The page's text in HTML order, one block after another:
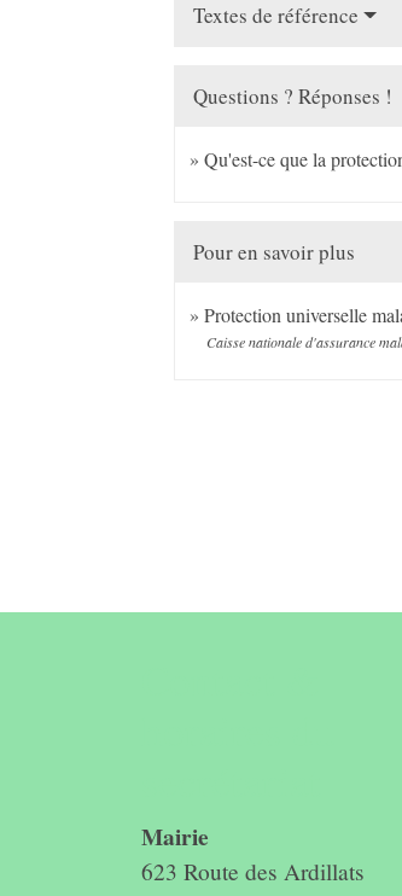
Textes de référence
Questions ? Réponses !
Qu'est-ce que la
Pour en savoir plus
Protection universelle
Caisse nationale d'assurance
Mairie
623 Route des Ardillats